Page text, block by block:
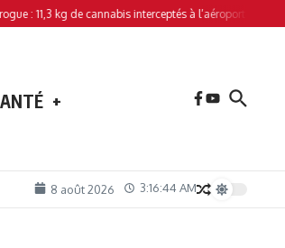
kg de cannabis interceptés à l’aéroport de Hahaya
+
8 août 2026 3:16:45 AM